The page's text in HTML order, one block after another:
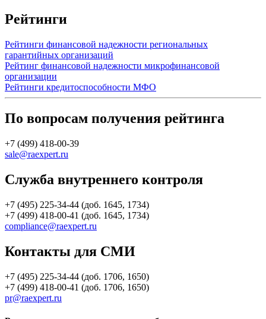
Рейтинги
Рейтинги финансовой надежности региональных
гарантийных организаций
Рейтинг финансовой надежности микрофинансовой
организации
Рейтинги кредитоспособности МФО
По вопросам получения рейтинга
+7 (499) 418-00-39
sale@raexpert.ru
Служба внутреннего контроля
+7 (495) 225-34-44 (доб. 1645, 1734)
+7 (499) 418-00-41 (доб. 1645, 1734)
compliance@raexpert.ru
Контакты для СМИ
+7 (495) 225-34-44 (доб. 1706, 1650)
+7 (499) 418-00-41 (доб. 1706, 1650)
pr@raexpert.ru